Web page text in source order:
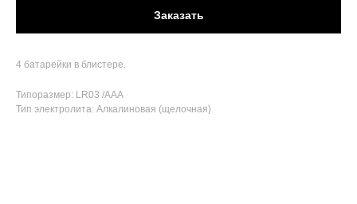
Заказать
4 батарейки в блистере.
Типоразмер: LR03 /AAA
Тип электролита: Алкалиновая (щелочная)